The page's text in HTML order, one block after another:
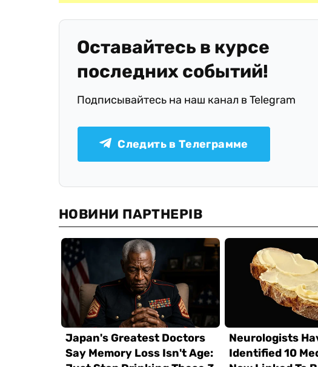
Оставайтесь в курсе
последних событий!
Подписывайтесь на наш канал в Telegram
Следить в Телеграмме